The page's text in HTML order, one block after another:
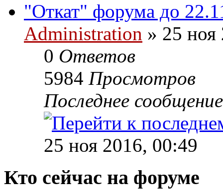
"Откат" форума до
Administration » 25 ноя
0 Ответов
5984 Просмотров
Последнее
25 ноя 2016, 00:49
Кто сейчас на форуме